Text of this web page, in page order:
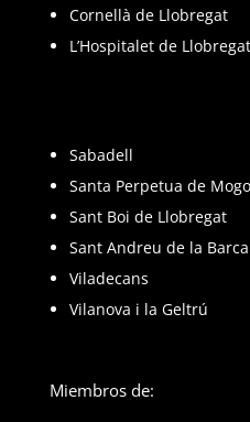
Cornellà de Llobregat
L’Hospitalet de Llobregat
Sabadell
Santa Perpetua de
Sant Boi de Llobregat
Sant Andreu de la Barca
Viladecans
Vilanova i la Geltrú
Miembros de: